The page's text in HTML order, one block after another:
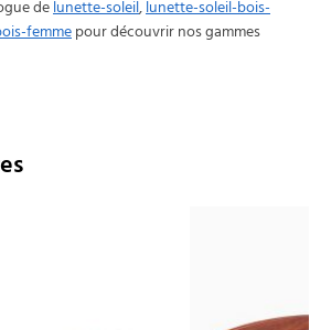
delunette-soleil,lunette-soleil-bois-
femmepour découvrir nos gammes